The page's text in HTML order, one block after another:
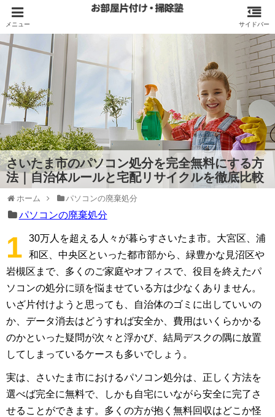
さいたま市のパソコン処分を完全無料にする方
法｜自治体ルールと宅配リサイクルを徹底比較
ホーム パソコンの廃棄処分
パソコンの廃棄処分
1
30万人を超える人々が暮らすさいたま市。大宮区、浦
和区、中央区といった都市部から、緑豊かな見沼区や
岩槻区まで、多くのご家庭やオフィスで、役目を終えたパ
ソコンの処分に頭を悩ませている方は少なくありません。
いざ片付けようと思っても、自治体のゴミに出していいの
か、データ消去はどうすれば安全か、費用はいくらかかる
のかといった疑問が次々と浮かび、結局デスクの隅に放置
してしまっているケースも多いでしょう。
実は、さいたま市におけるパソコン処分は、正しく方法を
選べば完全に無料で、しかも自宅にいながら安全に完了さ
せることができます。多くの方が抱く無料回収はどこか怪